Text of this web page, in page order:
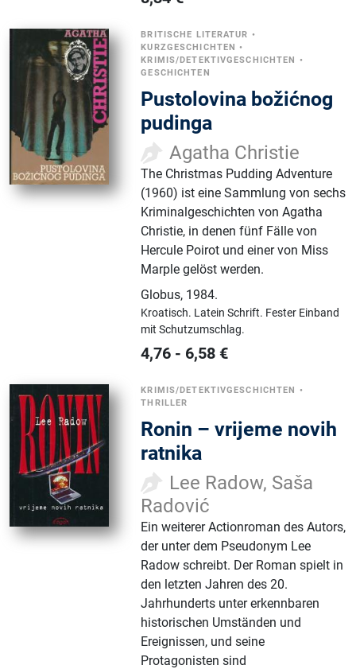
BRITISCHE LITERATUR •
KURZGESCHICHTEN •
KRIMIS/DETEKTIVGESCHICHTEN •
GESCHICHTEN
Pustolovina božićnog
pudinga
Agatha Christie
The Christmas Pudding Adventure
(1960) ist eine Sammlung von sechs
Kriminalgeschichten von Agatha
Christie, in denen fünf Fälle von
Hercule Poirot und einer von Miss
Marple gelöst werden.
Globus, 1984.
Kroatisch. Latein Schrift. Fester Einband
mit Schutzumschlag.
4,76 - 6,58 €
KRIMIS/DETEKTIVGESCHICHTEN •
THRILLER
Ronin – vrijeme novih
ratnika
Lee Radow, Saša
Radović
Ein weiterer Actionroman des Autors,
der unter dem Pseudonym Lee
Radow schreibt. Der Roman spielt in
den letzten Jahren des 20.
Jahrhunderts unter erkennbaren
historischen Umständen und
Ereignissen, und seine
Protagonisten sind